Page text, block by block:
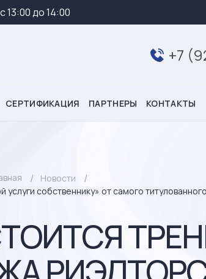
13:00 до 14:00
+7
СЕРТИФИКАЦИЯ ПАРТНЕРЫ КОНТАКТЫ
Новости
собственнику» от самого